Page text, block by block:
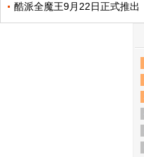
酷派全魔王9月22日正式推出